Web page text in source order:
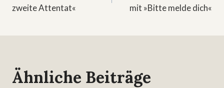
zweite Attentat«
mit »Bitte melde dich«
Ähnliche Beiträge